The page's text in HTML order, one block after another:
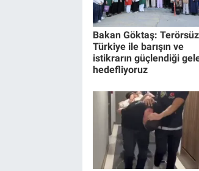
Bakan Göktaş: Terörsüz
Türkiye ile barışın ve
istikrarın güçlendiği
hedefliyoruz